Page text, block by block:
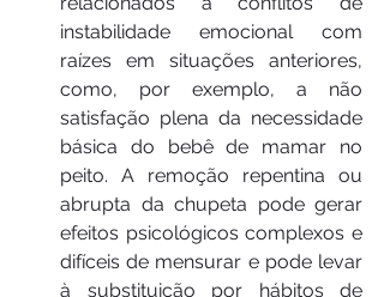
instabilidade emocional com
raízes em situações anteriores,
como, por exemplo, a não
satisfação plena da necessidade
básica do bebê de mamar no
peito. A remoção repentina ou
abrupta da chupeta pode gerar
efeitos psicológicos complexos e
difíceis de mensurar e pode levar
à substituição por hábitos de